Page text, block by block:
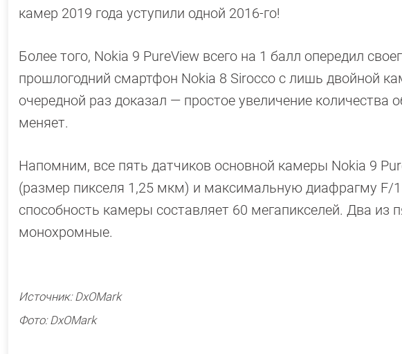
камер 2019 года уступили одной 2016-го!
Более того, Nokia 9 PureView всего на 1 балл опередил
прошлогодний смартфон Nokia 8 Sirocco с лишь двойной
очередной раз доказал — простое увеличение
меняет.
Напомним, все пять датчиков основной камеры Nokia 9
(размер пикселя 1,25 мкм) и максимальную диафрагму
способность камеры составляет 60 мегапикселей. Два из
монохромные.
Источник: DxOMark
Фото: DxOMark